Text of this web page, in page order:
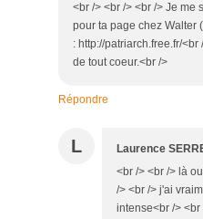
<br /> <br /> <br /> Je me
pour ta page chez Walter
: http://patriarch.free.fr/
de tout coeur.<br />
Répondre
L Laurence
<br /> <br /> là
/> <br /> j'ai
intense<br />